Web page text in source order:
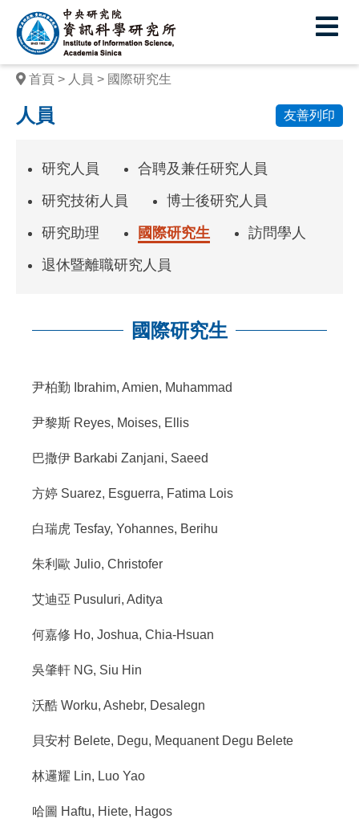
中
央
研
究
院
學
研
所
首頁 人員 國際研究生
人員 友善列印
研究人員
合聘及兼任研究人員
研究技術人員
博士後研究人員
研究助理
國際研究生
訪問學人
退休暨離職研究人員
國際研究生
尹柏勤 Ibrahim, Amien, Muhammad
尹黎斯 Reyes, Moises, Ellis
巴撒伊 Barkabi Zanjani, Saeed
方婷 Suarez, Esguerra, Fatima Lois
白瑞虎 Tesfay, Yohannes, Berihu
朱利歐 Julio, Christofer
艾迪亞 Pusuluri, Aditya
何嘉修 Ho, Joshua, Chia-Hsuan
吳肇軒 NG, Siu Hin
沃酷 Worku, Ashebr, Desalegn
貝安村 Belete, Degu, Mequanent Degu Belete
林邏耀 Lin, Luo Yao
哈圖 Haftu, Hiete, Hagos